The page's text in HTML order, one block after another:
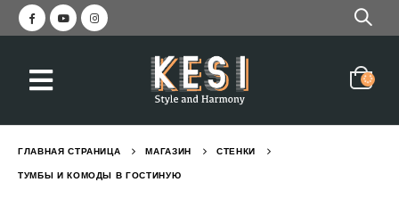
ГЛАВНАЯ СТРАНИЦА МАГАЗИН СТЕНКИ
ТУМБЫ И КОМОДЫ В ГОСТИНУЮ